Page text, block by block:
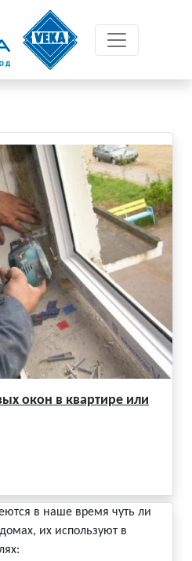
окон в квартире или
в наше время чуть ли
их используют в